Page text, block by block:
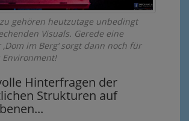
gehören heutzutage unbedingt
Visuals. Gerede eine
im Berg‘ sorgt dann noch für
Hinterfragen der
Strukturen auf